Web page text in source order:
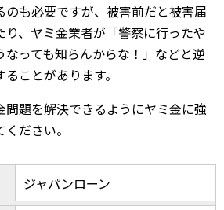
のも必要ですが、被害前だと被害届
り、ヤミ金業者が「警察に行ったや
っても知らんからな！」などと逆
ことがあります。
題を解決できるようにヤミ金に強
ださい。
ジャパンローン